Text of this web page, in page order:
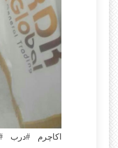
اکاچرم #درب